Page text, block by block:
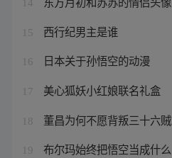
14
15 西行纪男主是谁
16 日本关于孙悟空的动漫
17 美心狐妖小红娘联名礼盒
18 董昌为何不愿背叛三十六贼
19 布尔玛始终把悟空当成什么